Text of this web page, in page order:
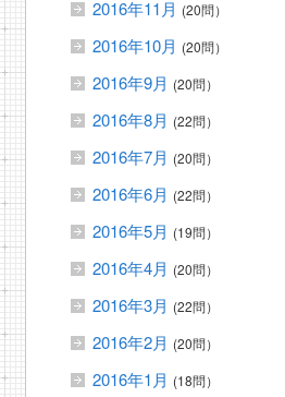
2016年11月 (20問）
2016年10月 (20問）
2016年9月 (20問）
2016年8月 (22問）
2016年7月 (20問）
2016年6月 (22問）
2016年5月 (19問）
2016年4月 (20問）
2016年3月 (22問）
2016年2月 (20問）
2016年1月 (18問）